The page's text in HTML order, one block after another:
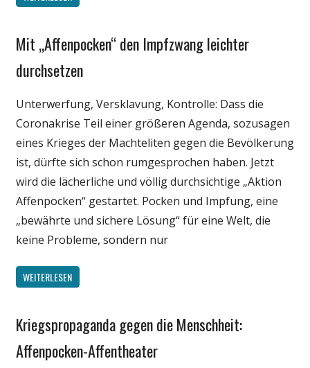
Gesellschaft
Medien
Wirtschaft
Wissenschaft
Mit „Affenpocken“ den Impfzwang leichter
durchsetzen
Unterwerfung, Versklavung, Kontrolle: Dass die
Coronakrise Teil einer größeren Agenda, sozusagen
eines Krieges der Machteliten gegen die Bevölkerung
ist, dürfte sich schon rumgesprochen haben. Jetzt
wird die lächerliche und völlig durchsichtige „Aktion
Affenpocken“ gestartet. Pocken und Impfung, eine
„bewährte und sichere Lösung“ für eine Welt, die
keine Probleme, sondern nur
WEITERLESEN
Gesellschaft
Politik
Kriegspropaganda gegen die Menschheit:
Affenpocken-Affentheater